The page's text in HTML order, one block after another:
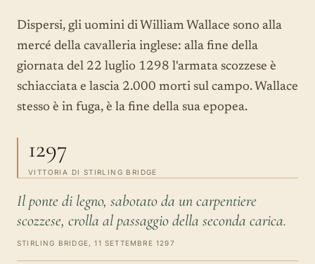
Dispersi, gli uomini di William Wallace sono alla
mercé della cavalleria inglese: alla fine della
giornata del 22 luglio 1298 l'armata scozzese è
schiacciata e lascia 2.000 morti sul campo. Wallace
stesso è in fuga, è la fine della sua epopea.
1297
VITTORIA DI STIRLING BRIDGE
Il ponte di legno, sabotato da un carpentiere
scozzese, crolla al passaggio della seconda carica.
STIRLING BRIDGE, 11 SETTEMBRE 1297